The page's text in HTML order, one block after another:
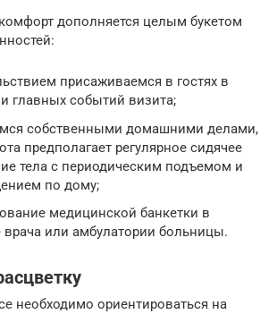
дополняется целым букетом
присаживаемся в гостях в
главных событий визита;
собственными домашними делами,
предполагает регулярное сидячее
тела с периодическим подъемом и
по дому;
медицинской банкетки в
врача или амбулатории больницы.
необходимо ориентироваться на